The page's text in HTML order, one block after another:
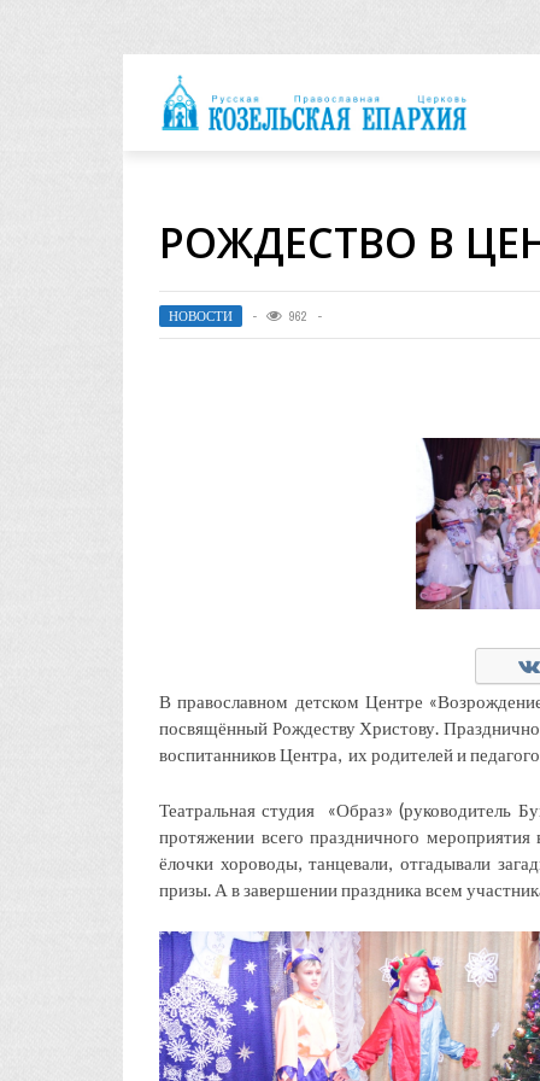
РОЖДЕСТВО В
НОВОСТИ 962
В православном детском Центре
посвящённый Рождеству Христову.
воспитанников Центра, их родителей и
Театральная студия «Образ» (руководитель
протяжении всего праздничного
ёлочки хороводы, танцевали, отгадывали
призы. А в завершении праздника всем